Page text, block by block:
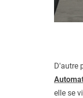
D'autre
elle se